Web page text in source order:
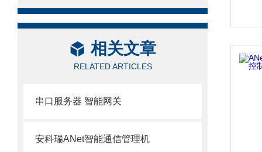
相关文章
RELATED ARTICLES
串口服务器 智能网关
安科瑞ANet智能通信管理机